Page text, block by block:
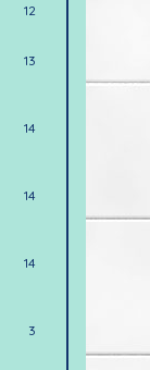
12
13
14
14
14
3